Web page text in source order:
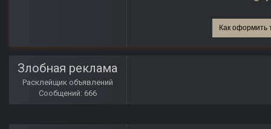
Как оформить
Злобная реклама
Расклейщик объявлений
Сообщений: 666